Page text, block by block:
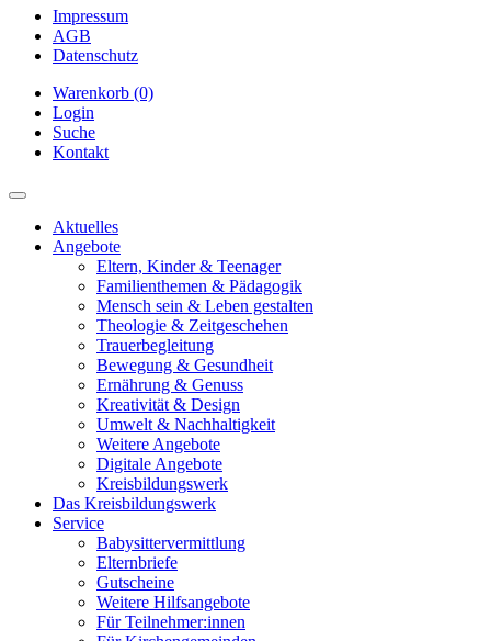
Impressum
AGB
Datenschutz
Warenkorb (0)
Login
Suche
Kontakt
Aktuelles
Angebote
Eltern, Kinder & Teenager
Familienthemen & Pädagogik
Mensch sein & Leben gestalten
Theologie & Zeitgeschehen
Trauerbegleitung
Bewegung & Gesundheit
Ernährung & Genuss
Kreativität & Design
Umwelt & Nachhaltigkeit
Weitere Angebote
Digitale Angebote
Kreisbildungswerk
Das Kreisbildungswerk
Service
Babysittervermittlung
Elternbriefe
Gutscheine
Weitere Hilfsangebote
Für Teilnehmer:innen